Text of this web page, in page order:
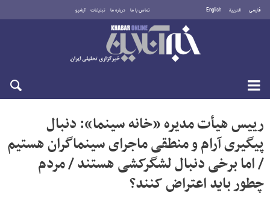
فارسی العربية English تماس با ما درباره ما تبلیغات آرشیو
یکشنبه ۱۸ مرداد ۱۴۰۵
رییس هیأت مدیره «خانه سینما»: دنبال
پیگیری آرام و منطقی ماجرای سینماگران هستیم
/ اما برخی دنبال لشگرکشی هستند / مردم
چطور باید اعتراض کنند؟